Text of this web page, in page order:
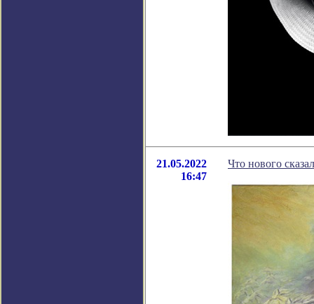
21.05.2022
16:47
Что нового